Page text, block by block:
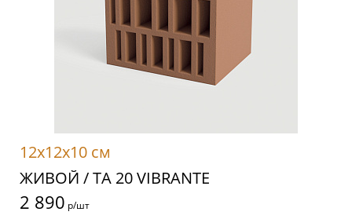
12x12x10 см
ЖИВОЙ / TA 20 VIBRANTE
2 890 р/шт